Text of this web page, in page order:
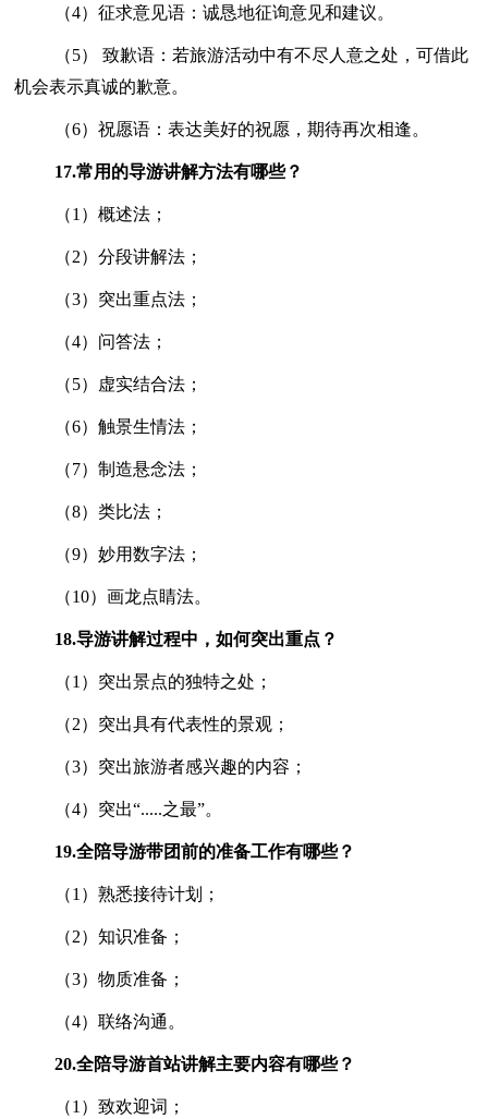
（4）征求意见语：诚恳地征询意见和建议。
（5） 致歉语：若旅游活动中有不尽人意之处，可借此
机会表示真诚的歉意。
（6）祝愿语：表达美好的祝愿，期待再次相逢。
17.常用的导游讲解方法有哪些？
（1）概述法；
（2）分段讲解法；
（3）突出重点法；
（4）问答法；
（5）虚实结合法；
（6）触景生情法；
（7）制造悬念法；
（8）类比法；
（9）妙用数字法；
（10）画龙点睛法。
18.导游讲解过程中，如何突出重点？
（1）突出景点的独特之处；
（2）突出具有代表性的景观；
（3）突出旅游者感兴趣的内容；
（4）突出“.....之最”。
19.全陪导游带团前的准备工作有哪些？
（1）熟悉接待计划；
（2）知识准备；
（3）物质准备；
（4）联络沟通。
20.全陪导游首站讲解主要内容有哪些？
（1）致欢迎词；